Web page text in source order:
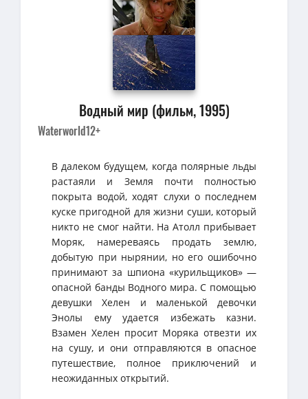
Водный мир (фильм, 1995)
Waterworld12+
В далеком будущем, когда полярные льды
растаяли и Земля почти полностью
покрыта водой, ходят слухи о последнем
куске пригодной для жизни суши, который
никто не смог найти. На Атолл прибывает
Моряк, намереваясь продать землю,
добытую при нырянии, но его ошибочно
принимают за шпиона «курильщиков» —
опасной банды Водного мира. С помощью
девушки Хелен и маленькой девочки
Энолы ему удается избежать казни.
Взамен Хелен просит Моряка отвезти их
на сушу, и они отправляются в опасное
путешествие, полное приключений и
неожиданных открытий.